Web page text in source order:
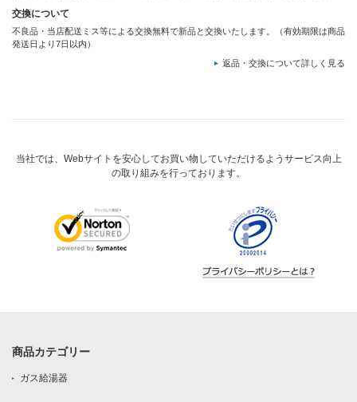
交換について
不良品・当店配送ミス等による交換無料で新品と交換いたします。（有効期限は商品
発送日より7日以内）
返品・交換について詳しく見る
当社では、Webサイトを安心してお買い物していただけるようサービス向上
の取り組みを行っております。
商品カテゴリー
ガス給湯器